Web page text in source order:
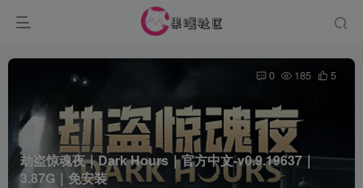
劫盗惊魂夜｜Dark Hours｜官方中文-v0.9.19637｜
3.87G｜免安装
0 185 5